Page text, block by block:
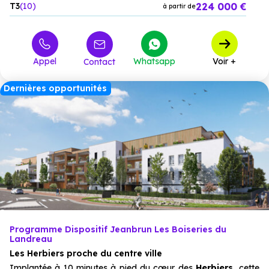
T3 10 à partir de224 000 €
Appel Contact Whatsapp Voir +
Dernières opportunités
Programme Dispositif Jeanbrun Les Boiseries du
Landreau
Les Herbiers proche du centre ville